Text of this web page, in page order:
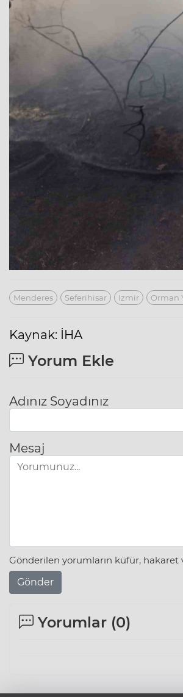
Menderes Seferihisar Izmir Orman
Kaynak: İHA
Yorum Ekle
Adınız Soyadınız
Mesaj
Gönderilen yorumların küfür, hakaret
Gönder
Yorumlar (0)